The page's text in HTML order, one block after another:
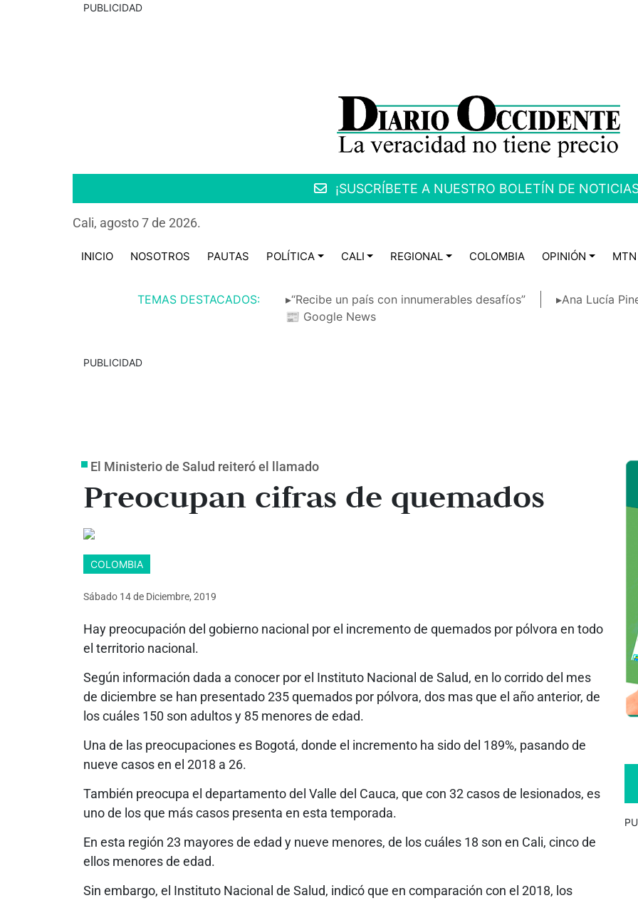
PUBLICIDAD
¡SUSCRÍBETE A NUESTRO BOLETÍN DE
Cali, agosto 7 de 2026.
INICIO NOSOTROS PAUTAS POLÍTICA CALI REGIONAL COLOMBIA OPINIÓN MTN
TEMAS DESTACADOS: ▸“Recibe un país con innumerables desafíos”
▸Ana Lucía
📰 Google News
PUBLICIDAD
El Ministerio de Salud reiteró el llamado
Preocupan cifras de quemados
COLOMBIA
Sábado 14de Diciembre, 2019
Hay preocupación del gobierno nacional por el incremento de quemados por pólvora en todo
el territorio nacional.
Según información dada a conocer por el Instituto Nacional de Salud, en lo corrido del mes
de diciembre se han presentado 235 quemados por pólvora, dos mas que el año anterior, de
los cuáles 150 son adultos y 85 menores de edad.
Una de las preocupaciones es Bogotá, donde el incremento ha sido del 189%, pasando de
nueve casos en el 2018 a 26.
También preocupa el departamento del Valle del Cauca, que con 32 casos de lesionados, es
uno de los que más casos presenta en esta temporada.
En esta región 23 mayores de edad y nueve menores, de los cuáles 18 son en Cali, cinco de
ellos menores de edad.
Sin embargo, el Instituto Nacional de Salud, indicó que en comparación con el 2018, los